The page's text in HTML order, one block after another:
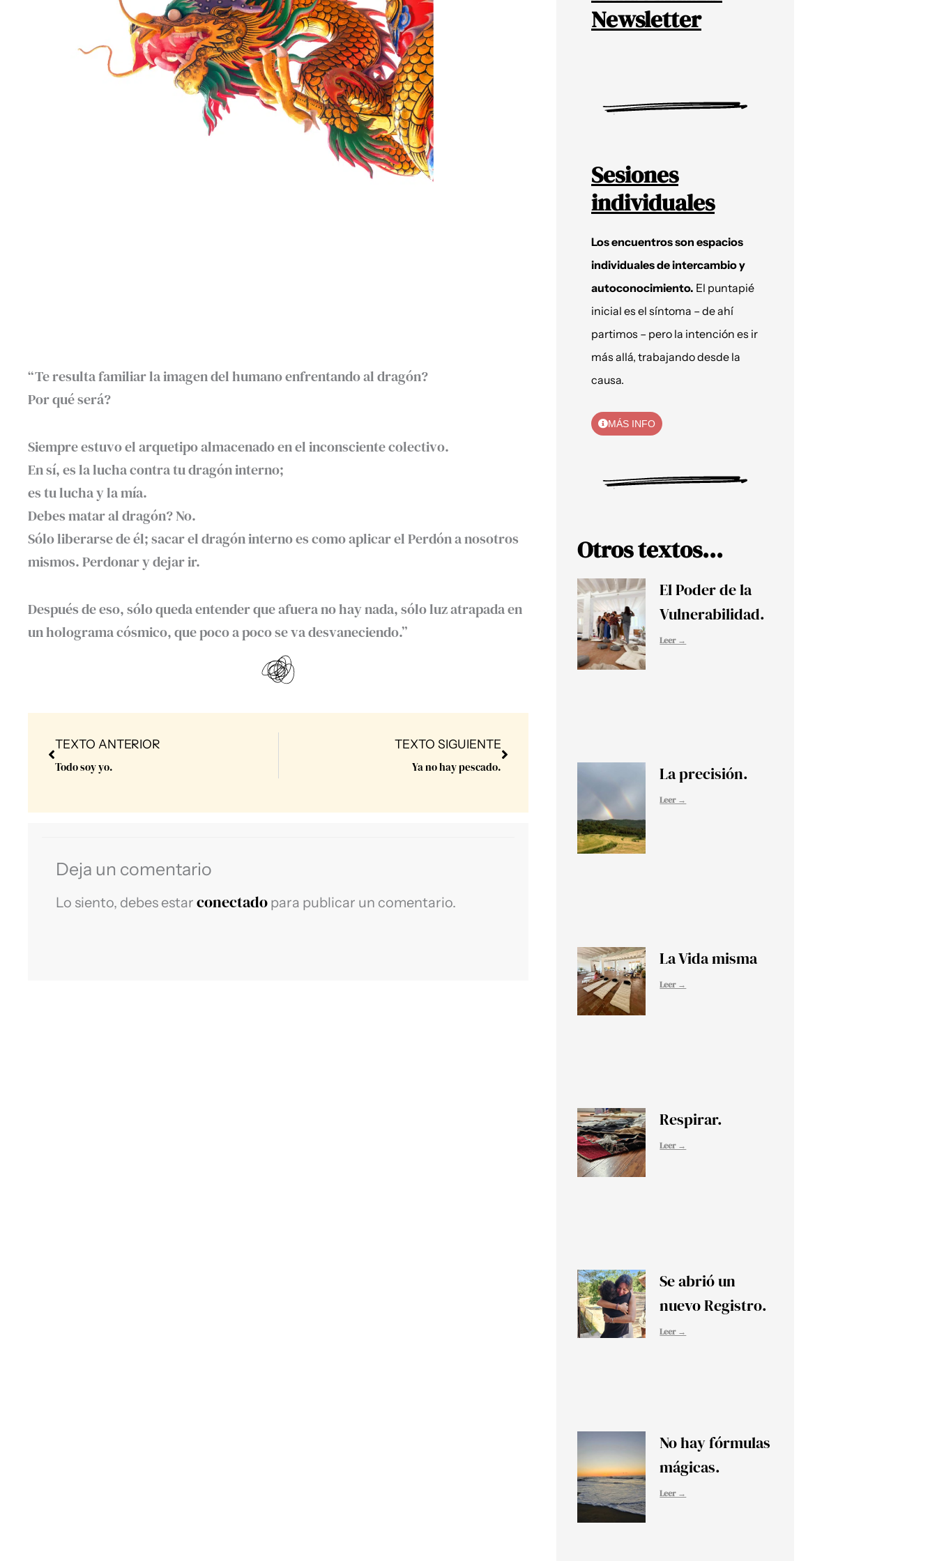
“Te resulta familiar la imagen del humano enfrentando al dragón?
Por qué será?
Siempre estuvo el arquetipo almacenado en el inconsciente colectivo.
En sí, es la lucha contra tu dragón interno;
es tu lucha y la mía.
Debes matar al dragón? No.
Sólo liberarse de él; sacar el dragón interno es como aplicar el Perdón a nosotros
mismos. Perdonar y dejar ir.
Después de eso, sólo queda entender que afuera no hay nada, sólo luz atrapada en
un holograma cósmico, que poco a poco se va desvaneciendo.”
Prev
TEXTO ANTERIOR
Todo soy yo.
TEXTO SIGUIENTE
Ya no hay pescado.
Deja un comentario
Lo siento, debes estar conectado para publicar un comentario.
Newsletter
Sesiones
individuales
Los encuentros son espacios
individuales de intercambio y
autoconocimiento. El puntapié
inicial es el síntoma – de ahí
partimos – pero la intención es ir
más allá, trabajando desde la
causa.
MÁS INFO
Otros textos...
El Poder de la
Vulnerabilidad.
Leer →
La precisión.
Leer →
La Vida misma
Leer →
Respirar.
Leer →
Se abrió un
nuevo Registro.
Leer →
No hay fórmulas
mágicas.
Leer →